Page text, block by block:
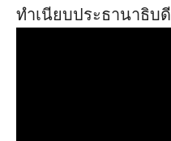
ทำเนียบประธานาธิบดี